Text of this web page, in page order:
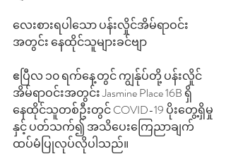
လေးစားရပါသော ပန်းလှိုင်အိမ်ရာဝင်း
အတွင်း နေထိုင်သူများခင်ဗျာ
ဧပြီလ ၁၀ ရက်နေ့တွင် ကျွန်ုပ်တို့ ပန်းလှိုင်
အိမ်ရာဝင်းအတွင်း Jasmine Place 16B ရှိ
နေထိုင်သူတစ်ဦးတွင် COVID-19 ပိုးတွေ့ရှိမှု
နှင့် ပတ်သက်၍ အသိပေးကြေညာချက်
ထပ်မံပြုလုပ်လိုပါသည်။